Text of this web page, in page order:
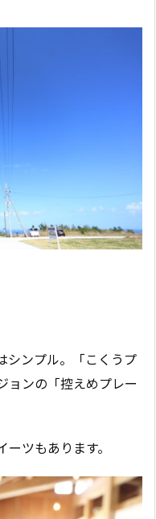
シンプル。「こくうプ
ョンの「控えめプレー
ツもあります。